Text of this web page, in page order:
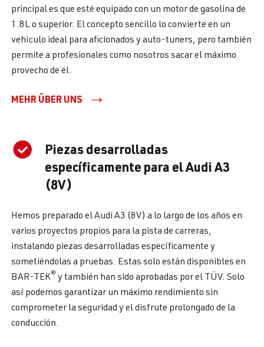
principal es que esté equipado con un motor de gasolina de
1.8L o superior. El concepto sencillo lo convierte en un
vehículo ideal para aficionados y auto-tuners, pero también
permite a profesionales como nosotros sacar el máximo
provecho de él.
MEHR ÜBER UNS
Piezas desarrolladas
específicamente para el Audi A3
(8V)
Hemos preparado el Audi A3 (8V) a lo largo de los años en
varios proyectos propios para la pista de carreras,
instalando piezas desarrolladas específicamente y
sometiéndolas a pruebas. Estas solo están disponibles en
BAR-TEK® y también han sido aprobadas por el TÜV. Solo
así podemos garantizar un máximo rendimiento sin
comprometer la seguridad y el disfrute prolongado de la
conducción.